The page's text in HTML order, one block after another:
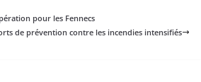
pour les Fennecs
de prévention contre les incendies intensifiés